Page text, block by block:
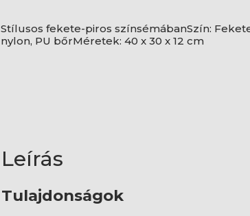
Stílusos fekete-piros színsémábanSzín:
nylon, PU bőrMéretek: 40 x 30 x 12 cm
Leírás
Tulajdonságok